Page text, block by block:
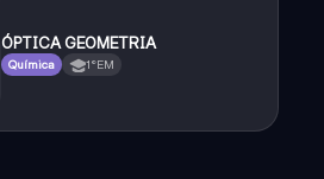
ÓPTICA GEOMETRIA
Química 1°EM